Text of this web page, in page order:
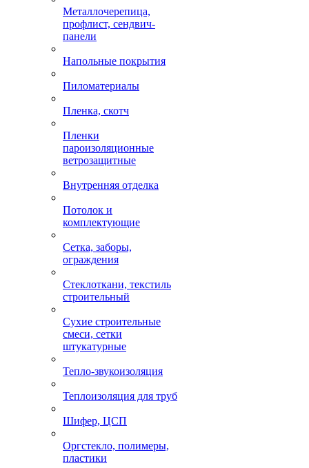
Металлочерепица,
профлист, сендвич-
панели
Напольные покрытия
Пиломатериалы
Пленка, скотч
Пленки
пароизоляционные
ветрозащитные
Внутренняя отделка
Потолок и
комплектующие
Сетка, заборы,
ограждения
Стеклоткани, текстиль
строительный
Сухие строительные
смеси, сетки
штукатурные
Тепло-звукоизоляция
Теплоизоляция для труб
Шифер, ЦСП
Оргстекло, полимеры,
пластики